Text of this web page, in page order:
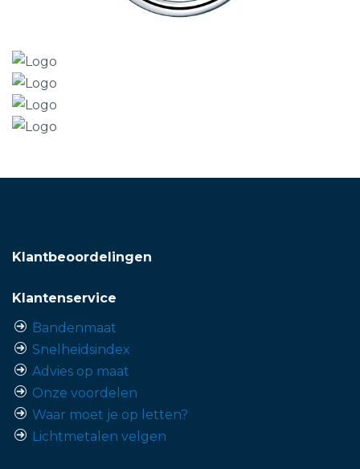
Klantbeoordelingen
Klantenservice
Bandenmaat
Snelheidsindex
Advies op maat
Onze voordelen
Waar moet je op letten?
Lichtmetalen velgen